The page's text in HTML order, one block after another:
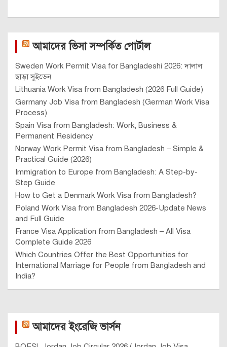
আমাদের ভিসা সম্পর্কিত পোর্টাল
Sweden Work Permit Visa for Bangladeshi 2026: দালাল
ছাড়া সুইডেন
Lithuania Work Visa from Bangladesh (2026 Full Guide)
Germany Job Visa from Bangladesh (German Work Visa
Process)
Spain Visa from Bangladesh: Work, Business &
Permanent Residency
Norway Work Permit Visa from Bangladesh – Simple &
Practical Guide (2026)
Immigration to Europe from Bangladesh: A Step-by-
Step Guide
How to Get a Denmark Work Visa from Bangladesh?
Poland Work Visa from Bangladesh 2026-Update News
and Full Guide
France Visa Application from Bangladesh – All Visa
Complete Guide 2026
Which Countries Offer the Best Opportunities for
International Marriage for People from Bangladesh and
India?
আমাদের ইংরেজি ভার্সন